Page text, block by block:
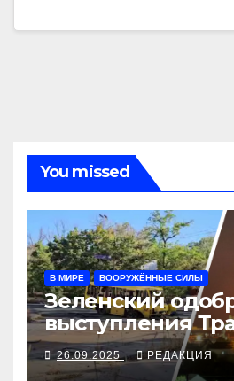
You missed
В МИРЕ ВООРУЖЁННЫЕ СИЛЫ
Зеленский
выступления
закрыли
рубеж
26.09.2025 РЕДАКЦИЯ